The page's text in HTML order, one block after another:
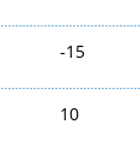
-15
10